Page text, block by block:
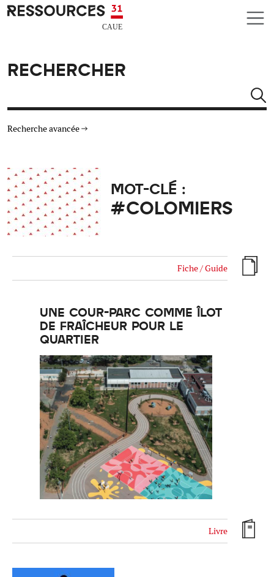
Aller au contenu principal
CAUE RESSOURCES 31
RECHERCHER
Recherche avancée
TYPE DE RESSOURCES
MATÉRIAUX
Réinitialiser Fermer la recherche avancée
MOT-CLÉ :
#COLOMIERS
Fiche / Guide
UNE COUR-PARC COMME ÎLOT
DE FRAÎCHEUR POUR LE
QUARTIER
Livre